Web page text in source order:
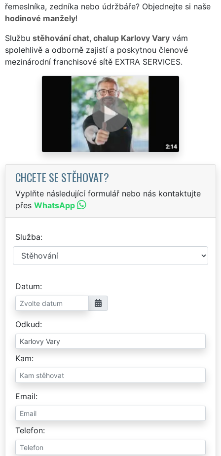
řemeslníka, zedníka nebo údržbáře? Objednejte si naše
hodinové manžely!
Službu stěhování chat, chalup Karlovy Vary vám
spolehlivě a odborně zajistí a poskytnou členové
mezinárodní franchisové sítě EXTRA SERVICES.
CHCETE SE STĚHOVAT?
Vyplňte následující formulář nebo nás kontaktujte
přes WhatsApp
Služba
Datum
Odkud
Kam
Email
Telefon